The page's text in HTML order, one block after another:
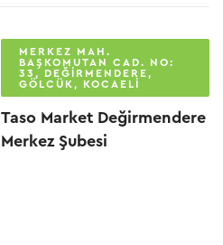
MERKEZ MAH.
BAŞKOMUTAN CAD. NO:
33, DEĞIRMENDERE,
GÖLCÜK, KOCAELI
Taso Market Değirmendere
Merkez Şubesi